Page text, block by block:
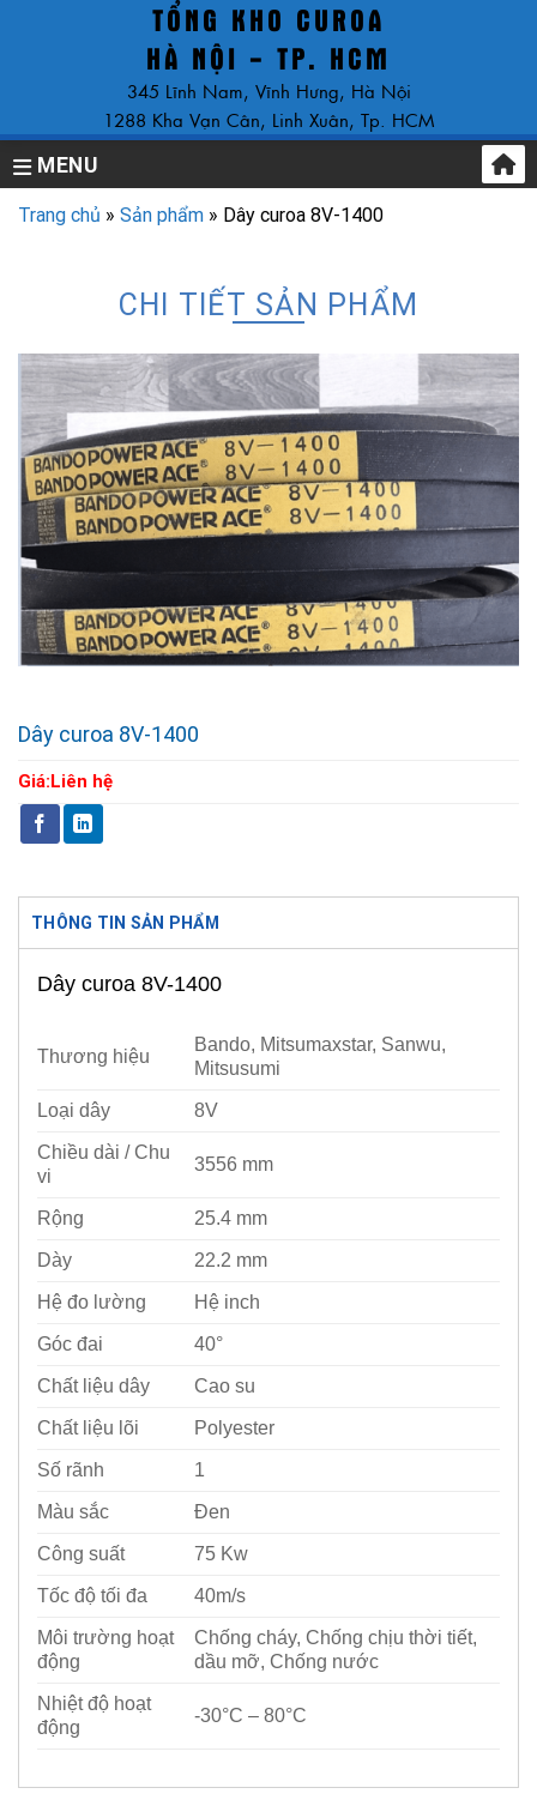
TỔNG KHO CUROA
HÀ NỘI - TP. HCM
345 Lĩnh Nam, Vĩnh Hưng, Hà Nội
1288 Kha Vạn Cân, Linh Xuân, Tp. HCM
MENU
Trang chủ » Sản phẩm » Dây curoa 8V-1400
CHI TIẾT SẢN PHẨM
Dây curoa 8V-1400
Giá: Liên hệ
THÔNG TIN SẢN PHẨM
Dây curoa 8V-1400
Thương hiệu
Bando, Mitsumaxstar, Sanwu,
Mitsusumi
Loại dây 8V
Chiều dài / Chu
vi
3556 mm
Rộng 25.4 mm
Dày 22.2 mm
Hệ đo lường Hệ inch
Góc đai 40°
Chất liệu dây Cao su
Chất liệu lõi Polyester
Số rãnh 1
Màu sắc Đen
Công suất 75 Kw
Tốc độ tối đa 40m/s
Môi trường hoạt
động
Chống cháy, Chống chịu thời tiết,
dầu mỡ, Chống nước
Nhiệt độ hoạt
động
-30°C – 80°C